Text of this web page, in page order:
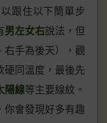
以跟住以下簡單步
男左女右說法，但
右手為後天），觀
硬同溫度，最後先
陽線等主要線紋。
你會發現好多有趣